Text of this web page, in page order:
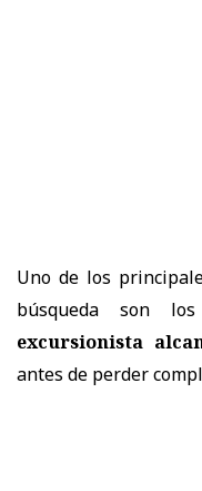
Uno de los
búsqueda son
excursionista
antes de perder